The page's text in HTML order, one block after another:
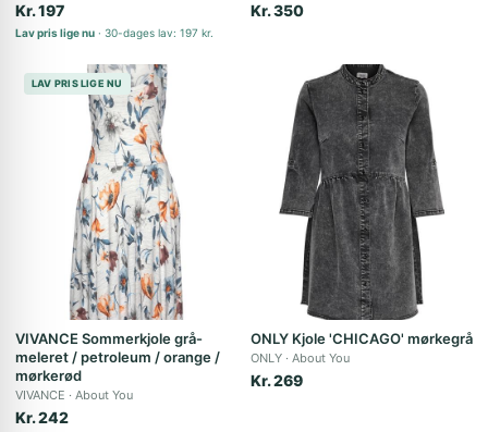
Kr. 197
Lav pris lige nu 30-dages lav: 197 kr.
Kr. 350
LAV PRIS LIGE NU
VIVANCE Sommerkjole grå-
meleret / petroleum / orange /
mørkerød
VIVANCE About You
Kr. 242
ONLY Kjole 'CHICAGO' mørkegrå
ONLY About You
Kr. 269